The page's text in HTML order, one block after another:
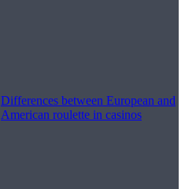
Differences between European and
American roulette in casinos